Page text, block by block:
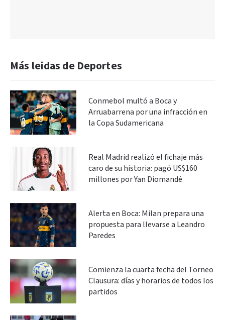
Más leidas de Deportes
Conmebol multó a Boca y
Arruabarrena por una infracción en
la Copa Sudamericana
Real Madrid realizó el fichaje más
caro de su historia: pagó US$160
millones por Yan Diomandé
Alerta en Boca: Milan prepara una
propuesta para llevarse a Leandro
Paredes
Comienza la cuarta fecha del Torneo
Clausura: días y horarios de todos los
partidos